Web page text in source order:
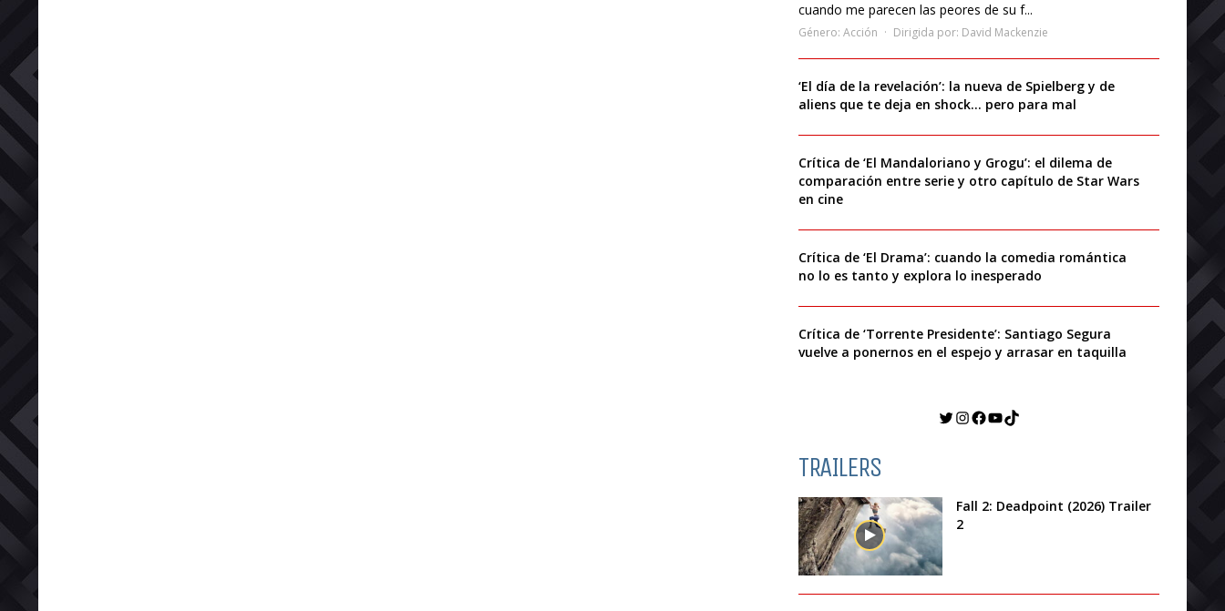
cuando me parecen las peores de su f...
Género: Acción Dirigida por: David Mackenzie
‘El día de la revelación’: la nueva de Spielberg y de
aliens que te deja en shock… pero para mal
Crítica de ‘El Mandaloriano y Grogu’: el dilema de
comparación entre serie y otro capítulo de Star Wars
en cine
Crítica de ‘El Drama’: cuando la comedia romántica
no lo es tanto y explora lo inesperado
Crítica de ‘Torrente Presidente’: Santiago Segura
vuelve a ponernos en el espejo y arrasar en taquilla
Twitter
Instagram
Facebook
YouTube
TikTok
TRAILERS
Fall 2: Deadpoint (2026) Trailer
2